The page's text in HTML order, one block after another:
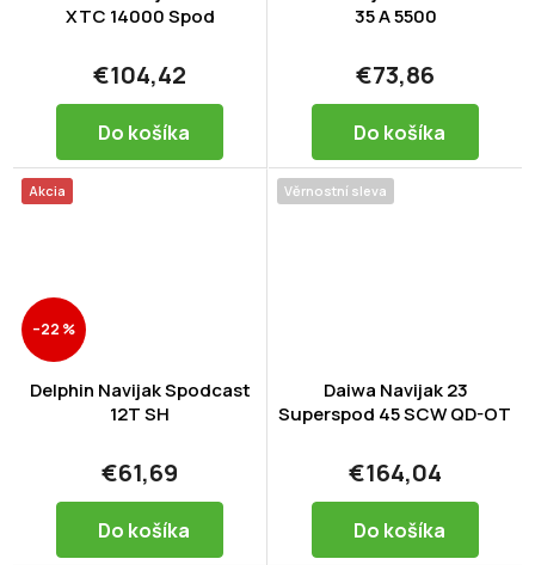
XTC 14000 Spod
€104,42
Do košíka
35 A 5500
€73,86
Do košíka
Akcia
–22 %
Delphin Navijak Spodcast
12T SH
€61,69
Do košíka
Věrnostní sleva
Daiwa Navijak 23
Superspod 45 SCW QD-OT
€164,04
Do košíka